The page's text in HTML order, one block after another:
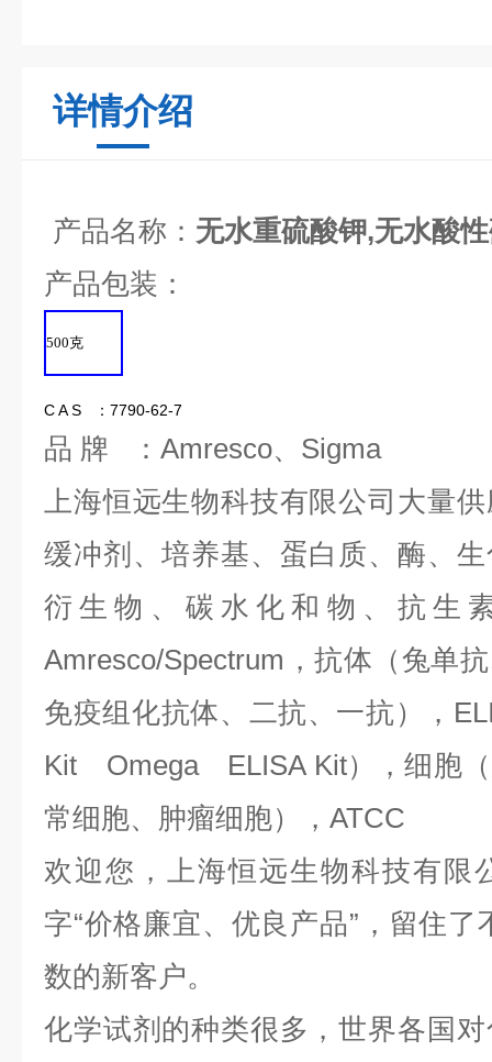
详情介绍
产品名称： 无水重硫酸钾,无水酸
产品包装：
500克
C A S ：7790-62-7
品 牌 ：Amresco、Sigma
上海恒远生物科技有限公司大量
缓冲剂、培养基、蛋白质、酶、
衍生物、碳水化和物、抗生
Amresco/Spectrum，抗体（兔单
免疫组化抗体、二抗、一抗），
Kit Omega ELISA Kit），细胞（
常细胞、肿瘤细胞），ATCC
欢迎您，上海恒远生物科技有限
字“价格廉宜、优良产品”，留住
数的新客户。
化学试剂的种类很多，世界各国